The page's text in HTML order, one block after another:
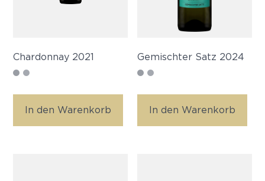
Chardonnay 2021
In den Warenkorb
Gemischter Satz 2024
In den Warenkorb